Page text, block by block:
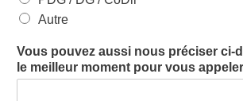
Autre
Vous pouvez aussi nous préciser ci-
le meilleur moment pour vous